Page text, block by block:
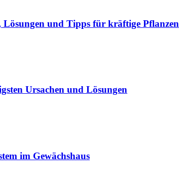
Lösungen und Tipps für kräftige Pflanzen
Ursachen und Lösungen
im Gewächshaus